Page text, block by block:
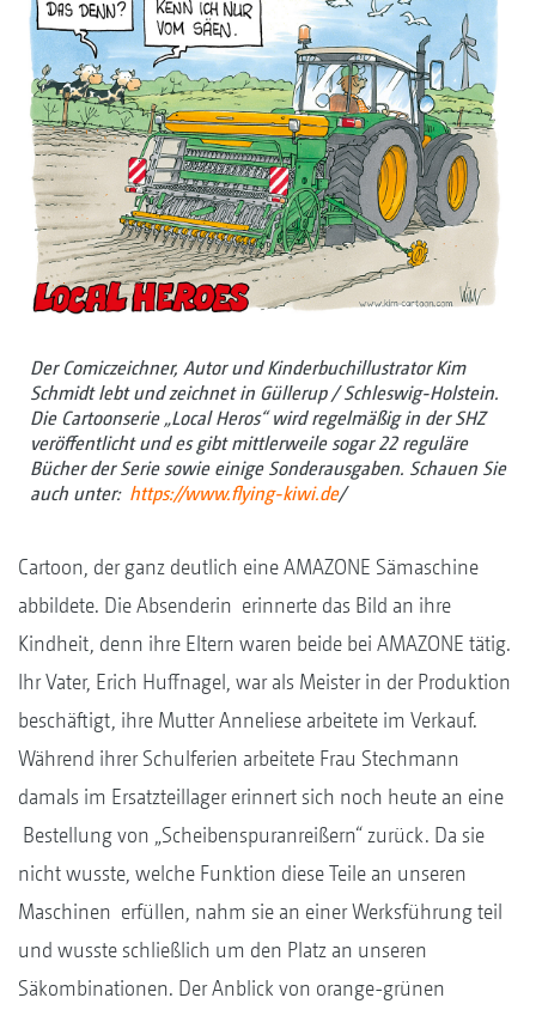
Der Comiczeichner, Autor und Kinderbuchillustrator Kim
Schmidt lebt und zeichnet in Güllerup / Schleswig-Holstein.
Die Cartoonserie „Local Heros“ wird regelmäßig in der SHZ
veröffentlicht und es gibt mittlerweile sogar 22 reguläre
Bücher der Serie sowie einige Sonderausgaben. Schauen Sie
auch unter: https://www.flying-kiwi.de/
Cartoon, der ganz deutlich eine AMAZONE Sämaschine
abbildete. Die Absenderin erinnerte das Bild an ihre
Kindheit, denn ihre Eltern waren beide bei AMAZONE tätig.
Ihr Vater, Erich Huffnagel, war als Meister in der Produktion
beschäftigt, ihre Mutter Anneliese arbeitete im Verkauf.
Während ihrer Schulferien arbeitete Frau Stechmann
damals im Ersatzteillager erinnert sich noch heute an eine
Bestellung von „Scheibenspuranreißern“ zurück. Da sie
nicht wusste, welche Funktion diese Teile an unseren
Maschinen erfüllen, nahm sie an einer Werksführung teil
und wusste schließlich um den Platz an unseren
Säkombinationen. Der Anblick von orange-grünen